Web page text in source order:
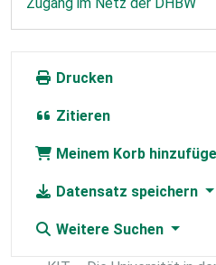
Drucken
Zitieren
Meinem Korb
Datensatz speichern
Weitere Suchen